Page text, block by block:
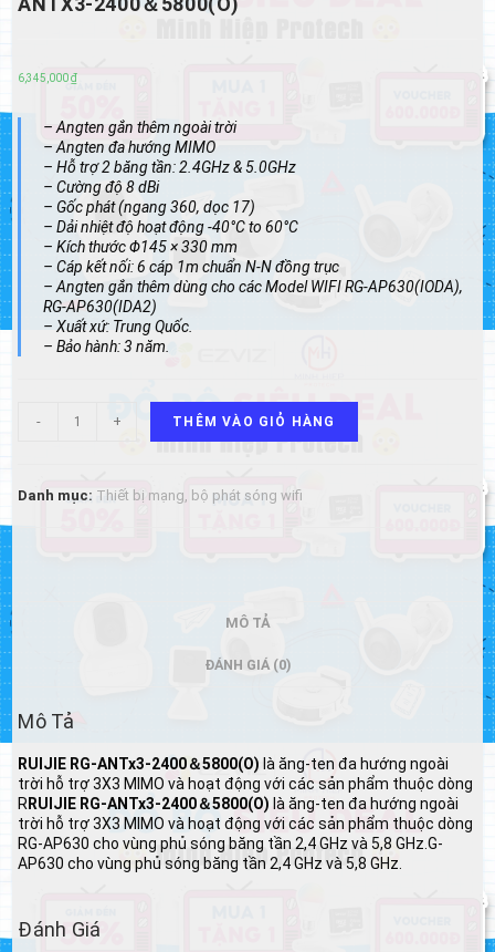
6,345,000₫
– Angten gắn thêm ngoài trời
– Angten đa hướng MIMO
– Hỗ trợ 2 băng tần: 2.4GHz & 5.0GHz
– Cường độ 8 dBi
– Gốc phát (ngang 360, dọc 17)
– Dải nhiệt độ hoạt động -40°C to 60°C
– Kích thước Φ145 × 330 mm
– Cáp kết nối: 6 cáp 1m chuẩn N-N đồng trục
– Angten gắn thêm dùng cho các Model WIFI RG-AP630(IODA),
RG-AP630(IDA2)
– Xuất xứ: Trung Quốc.
– Bảo hành: 3 năm.
trời
- + THÊM VÀO GIỎ HÀNG
Danh mục: Thiết bị mạng, bộ phát sóng wifi
MÔ TẢ
ĐÁNH GIÁ (0)
Mô Tả
RUIJIE RG-ANTx3-2400＆5800(O) là ăng-ten đa hướng ngoài
trời hỗ trợ 3X3 MIMO và hoạt động với các sản phẩm thuộc dòng
R RUIJIE RG-ANTx3-2400＆5800(O) là ăng-ten đa hướng ngoài
trời hỗ trợ 3X3 MIMO và hoạt động với các sản phẩm thuộc dòng
RG-AP630 cho vùng phủ sóng băng tần 2,4 GHz và 5,8 GHz.G-
AP630 cho vùng phủ sóng băng tần 2,4 GHz và 5,8 GHz.
Đánh Giá